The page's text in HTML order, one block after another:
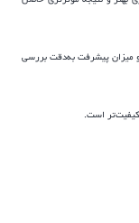
شده و تمرینات و میزان پیشرفت به‌دقت بررسی
است.